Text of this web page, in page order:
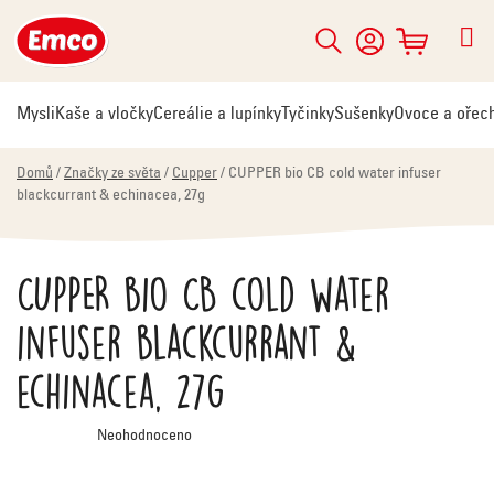
na
obsah
Hledat
NÁKUPNÍ
KOŠÍK
MysliKaše a vločkyCereálie a lupínky TyčinkySušenkyOvoce a
Domů / Značky ze světa / Cupper / CUPPER bio CB cold water infuser
blackcurrant & echinacea, 27g
CUPPER bio CB cold water
infuser blackcurrant &
echinacea, 27g
Průměrné
hodnocení
Neohodnoceno